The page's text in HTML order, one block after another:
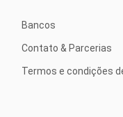
Bancos
Contato & Parcerias
Termos e condições